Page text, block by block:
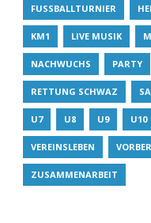
FUSSBALLTURNIER
KM1 LIVE MUSIK
NACHWUCHS PARTY
RETTUNG SCHWAZ
U7 U8 U9 U10
VEREINSLEBEN
ZUSAMMENARBEIT